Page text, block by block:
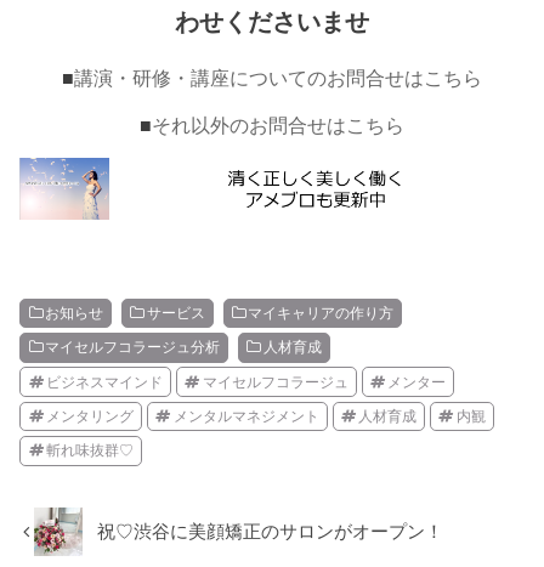
わせくださいませ
■講演・研修・講座についてのお問合せはこちら
■それ以外のお問合せはこちら
お知らせ サービス マイキャリアの作り方
マイセルフコラージュ分析 人材育成
ビジネスマインド マイセルフコラージュ メンター
メンタリング メンタルマネジメント 人材育成 内観
斬れ味抜群♡
祝♡渋谷に美顔矯正のサロンがオープン！